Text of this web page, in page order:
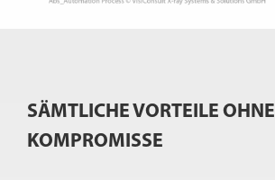
SÄMTLICHE VORTEILE OHNE
KOMPROMISSE